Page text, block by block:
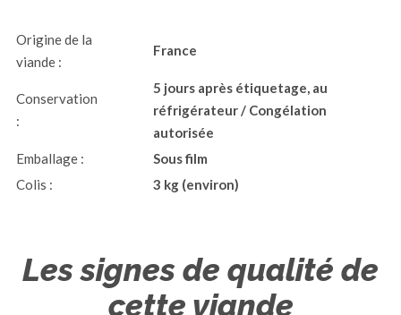
Origine de la
viande :
France
Conservation
:
5 jours après étiquetage, au
réfrigérateur / Congélation
autorisée
Emballage :
Sous film
Colis :
3 kg (environ)
Les signes de qualité de
cette viande